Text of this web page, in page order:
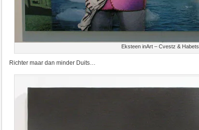
Eksteen inArt – Cvestz & Habets
Richter maar dan minder Duits…